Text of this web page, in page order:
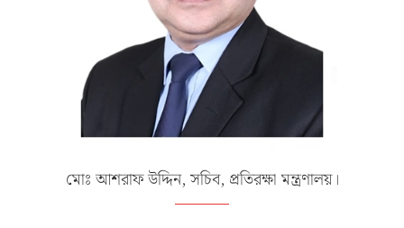
মোঃ আশরাফ উদ্দিন, সচিব, প্রতিরক্ষা মন্ত্রণালয়।